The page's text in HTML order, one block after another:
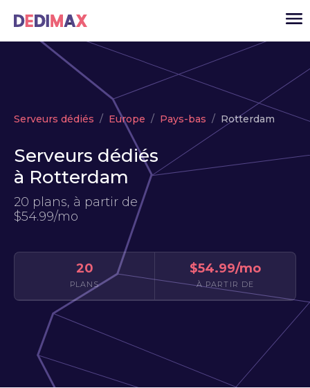
VPS
Serveurs dédiés
USD▾
MON ESPACE
Serveurs dédiés Europe Pays-bas Rotterdam
Serveurs dédiés
à Rotterdam
20 plans, à partir de
$54.99/mo
20
PLANS
$54.99/mo
À PARTIR DE